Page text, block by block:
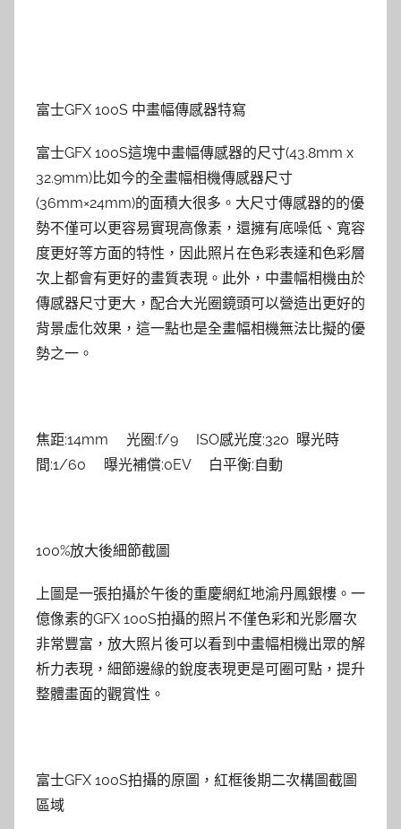
富士GFX 100S 中畫幅傳感器特寫
富士GFX 100S這塊中畫幅傳感器的尺寸(43.8mm x
32.9mm)比如今的全畫幅相機傳感器尺寸
(36mm×24mm)的面積大很多。大尺寸傳感器的的優
勢不僅可以更容易實現高像素，還擁有底噪低、寬容
度更好等方面的特性，因此照片在色彩表達和色彩層
次上都會有更好的畫質表現。此外，中畫幅相機由於
傳感器尺寸更大，配合大光圈鏡頭可以營造出更好的
背景虛化效果，這一點也是全畫幅相機無法比擬的優
勢之一。
焦距:14mm 光圈:f/9 ISO感光度:320 曝光時
間:1/60 曝光補償:0EV 白平衡:自動
100%放大後細節截圖
上圖是一張拍攝於午後的重慶網紅地渝丹鳳銀樓。一
億像素的GFX 100S拍攝的照片不僅色彩和光影層次
非常豐富，放大照片後可以看到中畫幅相機出眾的解
析力表現，細節邊緣的銳度表現更是可圈可點，提升
整體畫面的觀賞性。
富士GFX 100S拍攝的原圖，紅框後期二次構圖截圖
區域